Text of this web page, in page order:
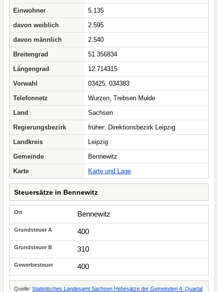
Einwohner
5.135
davon weiblich
2.595
davon männlich
2.540
Breitengrad
51.356834
Längengrad
12.714315
Vorwahl
03425, 034383
Telefonnetz
Wurzen, Trebsen Mulde
Land
Sachsen
Regierungsbezirk
früher: Direktionsbezirk Leipzig
Landkreis
Leipzig
Gemeinde
Bennewitz
Karte
Karte und Lage
Steuersätze in Bennewitz
Bennewitz
400
310
400
Quelle: Statistisches Landesamt Sachsen Hebesätze der Gemeinden 4. Quartal